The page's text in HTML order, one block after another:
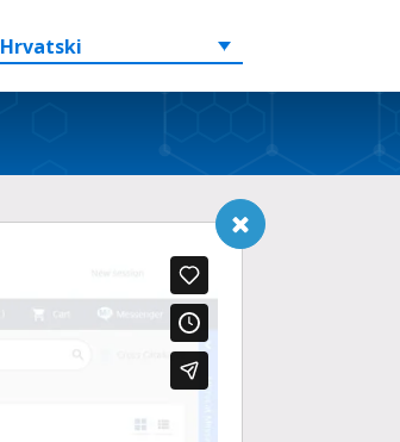
Hrvatski